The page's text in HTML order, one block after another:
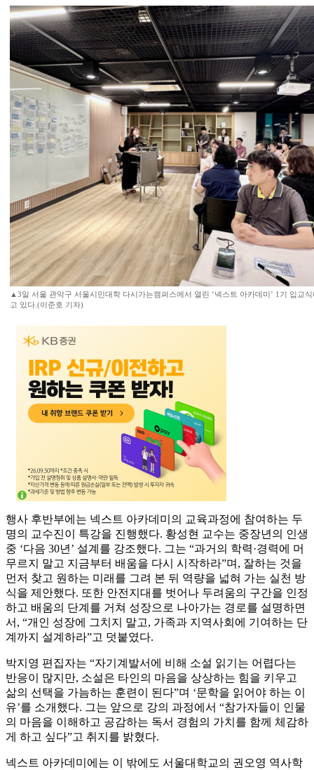
▲3일 서울 관악구 서울시민대학 다시가는캠퍼스에서 열린 ‘넥스트 아카데미’ 1기 입교
고 있다.(이준호 기자)
행사 후반부에는 넥스트 아카데미의 교육과정에 참여하는 두
명의 교수진이 특강을 진행했다. 황성현 교수는 중장년의 인생
중 ‘다음 30년’ 설계를 강조했다. 그는 “과거의 학력·경력에 머
무르지 말고 지금부터 배움을 다시 시작하라”며, 잘하는 것을
먼저 찾고 원하는 미래를 그려 본 뒤 역량을 넓혀 가는 실천 방
식을 제안했다. 또한 안전지대를 벗어나 두려움의 구간을 인정
하고 배움의 단계를 거쳐 성장으로 나아가는 경로를 설명하면
서, “개인 성장에 그치지 말고, 가족과 지역사회에 기여하는 단
계까지 설계하라”고 덧붙였다.
박지영 편집자는 “자기계발서에 비해 소설 읽기는 어렵다는
반응이 많지만, 소설은 타인의 마음을 상상하는 힘을 키우고
삶의 선택을 가늠하는 훈련이 된다”며 ‘문학을 읽어야 하는 이
유’를 소개했다. 그는 앞으로 강의 과정에서 “참가자들이 인물
의 마음을 이해하고 공감하는 독서 경험의 가치를 함께 체감하
게 하고 싶다”고 취지를 밝혔다.
넥스트 아카데미에는 이 밖에도 서울대학교의 권오영 역사학